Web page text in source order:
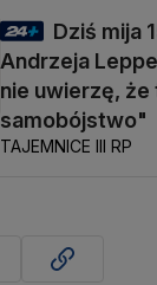
Dziś mija
Andrzeja
nie uwierzę, że
samobójstwo"
TAJEMNICE III RP